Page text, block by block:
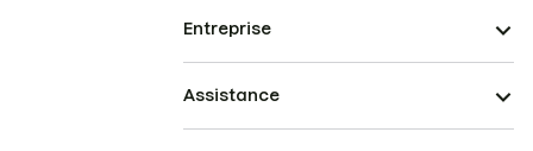
Entreprise
Assistance